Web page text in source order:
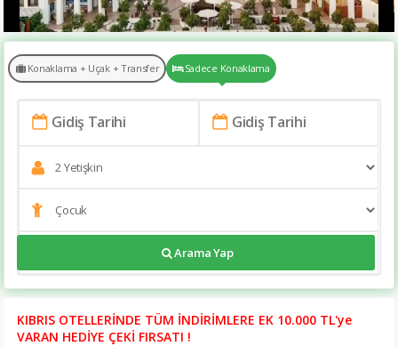
Konaklama + Uçak + Transfer Sadece Konaklama
Arama Yap
KIBRIS OTELLERİNDE TÜM İNDİRİMLERE EK 10.000 TL'ye
VARAN HEDİYE ÇEKİ FIRSATI !